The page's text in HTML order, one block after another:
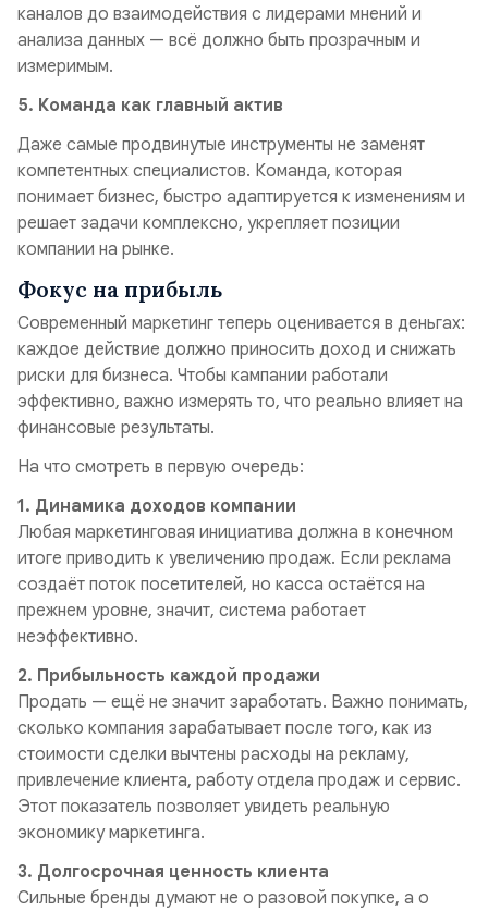
каналов до взаимодействия с лидерами мнений и
анализа данных — всё должно быть прозрачным и
измеримым.
5. Команда как главный актив
Даже самые продвинутые инструменты не заменят
компетентных специалистов. Команда, которая
понимает бизнес, быстро адаптируется к изменениям и
решает задачи комплексно, укрепляет позиции
компании на рынке.
Фокус на прибыль
Современный маркетинг теперь оценивается в деньгах:
каждое действие должно приносить доход и снижать
риски для бизнеса. Чтобы кампании работали
эффективно, важно измерять то, что реально влияет на
финансовые результаты.
На что смотреть в первую очередь:
1. Динамика доходов компании
Любая маркетинговая инициатива должна в конечном
итоге приводить к увеличению продаж. Если реклама
создаёт поток посетителей, но касса остаётся на
прежнем уровне, значит, система работает
неэффективно.
2. Прибыльность каждой продажи
Продать — ещё не значит заработать. Важно понимать,
сколько компания зарабатывает после того, как из
стоимости сделки вычтены расходы на рекламу,
привлечение клиента, работу отдела продаж и сервис.
Этот показатель позволяет увидеть реальную
экономику маркетинга.
3. Долгосрочная ценность клиента
Сильные бренды думают не о разовой покупке, а о